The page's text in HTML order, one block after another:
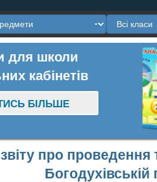
для школи
кабінетів
БІЛЬШЕ
про проведення
Богодухівській